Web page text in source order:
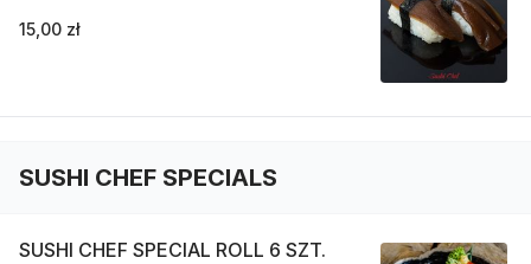
15,00 zł
SUSHI CHEF SPECIALS
SUSHI CHEF SPECIAL ROLL 6 SZT.